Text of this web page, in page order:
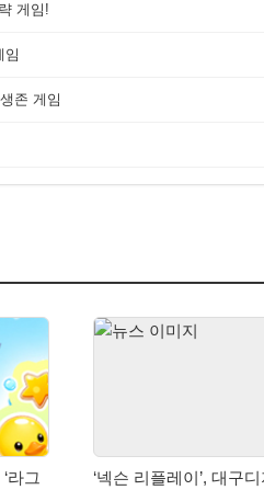
게임!
임
존 게임
라그 ‘넥슨 리플레이’, 대구